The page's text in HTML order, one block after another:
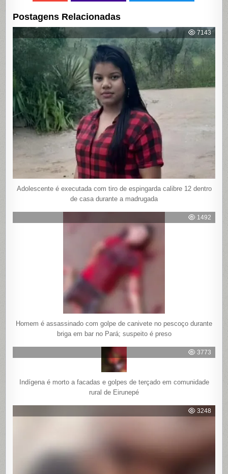
Postagens Relacionadas
7143
Adolescente é executada com tiro de espingarda calibre 12 dentro
de casa durante a madrugada
1492
Homem é assassinado com golpe de canivete no pescoço durante
briga em bar no Pará; suspeito é preso
3773
Indígena é morto a facadas e golpes de terçado em comunidade
rural de Eirunepé
3248